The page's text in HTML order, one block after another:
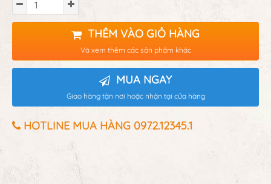
THÊM VÀO GIỎ HÀNG
Và xem thêm các sản phẩm khác
MUA NGAY
Giao hàng tận nơi hoặc nhận tại cửa hàng
HOTLINE MUA HÀNG 0972.12345.1